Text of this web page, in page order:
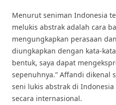
Menurut seniman Indonesia
melukis abstrak adalah cara
mengungkapkan perasaan
diungkapkan dengan kata-
bentuk, saya dapat
sepenuhnya.” Affandi dikenal
seni lukis abstrak di
secara internasional.